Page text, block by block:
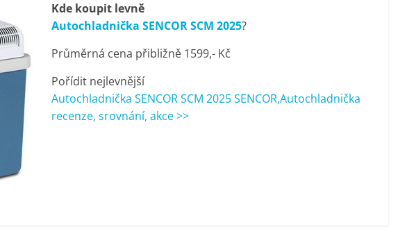
Kde koupit levně
Autochladnička SENCOR SCM 2025?
Průměrná cena přibližně 1599,- Kč
Pořídit nejlevnější
Autochladnička SENCOR SCM 2025 SENCOR,Autochladnička
recenze, srovnání, akce >>